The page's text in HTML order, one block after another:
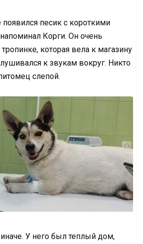
песик с короткими
Корги. Он очень
которая вела к магазину
к звукам вокруг. Никто
слепой.
У него был теплый дом,